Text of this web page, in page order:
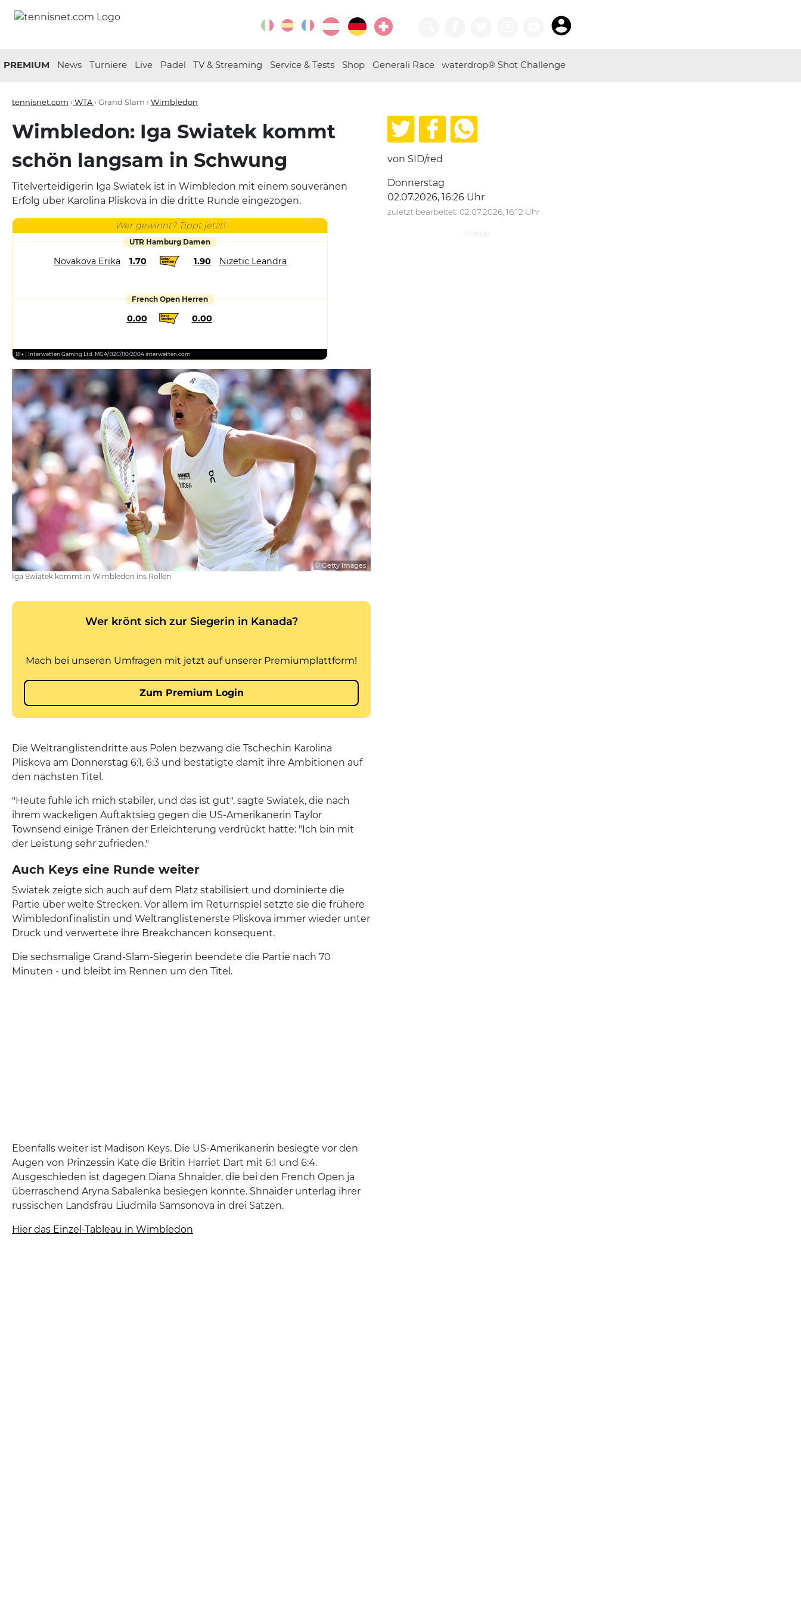
PREMIUM News Turniere Live Padel TV & Streaming Service & Tests Shop Generali Race waterdrop® Shot Challenge
tennisnet.com › WTA› Grand Slam › Wimbledon
Wimbledon: Iga Swiatek kommt
schön langsam in Schwung
Titelverteidigerin Iga Swiatek ist in Wimbledon mit einem souveränen
Erfolg über Karolina Pliskova in die dritte Runde eingezogen.
Wer gewinnt? Tippt jetzt!
UTR Hamburg Damen
Novakova Erika 1.70 1.90 Nizetic Leandra
French Open Herren
0.00 0.00
18+ | Interwetten Gaming Ltd. MGA/B2C/110/2004 interwetten.com
© Getty Images
Iga Swiatek kommt in Wimbledon ins Rollen
Die Weltranglistendritte aus Polen bezwang die Tschechin Karolina
Pliskova am Donnerstag 6:1, 6:3 und bestätigte damit ihre Ambitionen auf
den nächsten Titel.
"Heute fühle ich mich stabiler, und das ist gut", sagte Swiatek, die nach
ihrem wackeligen Auftaktsieg gegen die US-Amerikanerin Taylor
Townsend einige Tränen der Erleichterung verdrückt hatte: "Ich bin mit
der Leistung sehr zufrieden."
Auch Keys eine Runde weiter
Swiatek zeigte sich auch auf dem Platz stabilisiert und dominierte die
Partie über weite Strecken. Vor allem im Returnspiel setzte sie die frühere
Wimbledonfinalistin und Weltranglistenerste Pliskova immer wieder unter
Druck und verwertete ihre Breakchancen konsequent.
Die sechsmalige Grand-Slam-Siegerin beendete die Partie nach 70
Minuten - und bleibt im Rennen um den Titel.
Ebenfalls weiter ist Madison Keys. Die US-Amerikanerin besiegte vor den
Augen von Prinzessin Kate die Britin Harriet Dart mit 6:1 und 6:4.
Ausgeschieden ist dagegen Diana Shnaider, die bei den French Open ja
überraschend Aryna Sabalenka besiegen konnte. Shnaider unterlag ihrer
russischen Landsfrau Liudmila Samsonova in drei Sätzen.
Hier das Einzel-Tableau in Wimbledon
von SID/red
Donnerstag
02.07.2026, 16:26 Uhr
zuletzt bearbeitet: 02.07.2026, 16:12 Uhr